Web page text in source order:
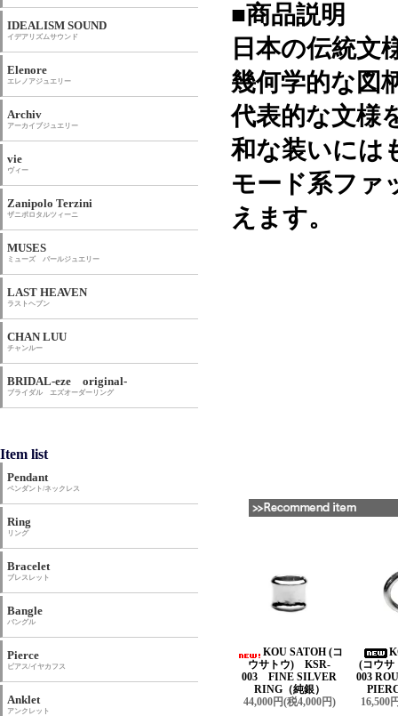
■商品説明
日本の伝統文
幾何学的な図
代表的な文様
和な装いには
モード系ファ
えます。
KOU SATOH (コ
ウサトウ) KSR-
003 FINE SILVER
RING（純銀）
44,000円(税4,000円)
(コウ
003
16,500
IDEALISM SOUND
イデアリズムサウンド
Elenore
エレノアジュエリー
Archiv
アーカイブジュエリー
vie
ヴィー
Zanipolo Terzini
ザニポロタルツィーニ
MUSES
ミューズ パールジュエリー
LAST HEAVEN
ラストヘブン
CHAN LUU
チャンルー
BRIDAL-eze original-
ブライダル エズオーダーリング
Item list
Pendant
ペンダント/ネックレス
Ring
リング
Bracelet
ブレスレット
Bangle
バングル
Pierce
ピアス/イヤカフス
Anklet
アンクレット